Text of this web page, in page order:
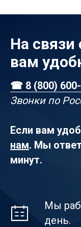
На связи
вам
☎ 8 (800)
Звонки по
Если вам
нам. Мы
минут.
Мы
день.